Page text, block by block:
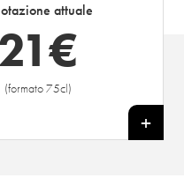
attuale
€
(formato 75cl)
+